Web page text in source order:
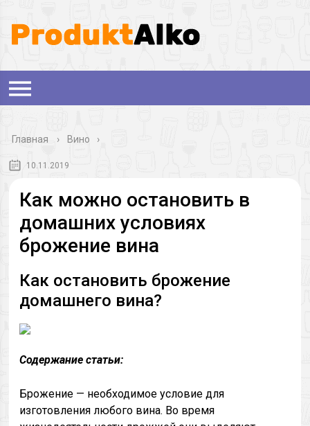
Главная › Вино
10.11.2019
Как можно остановить в
домашних условиях
брожение вина
Как остановить брожение
домашнего вина?
Содержание статьи:
Брожение — необходимое условие для
изготовления любого вина. Во время